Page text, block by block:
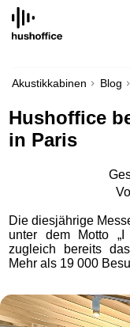
SKIP
CONTENT
Akustikkabinen Blog
Hushoffice
in Paris
Die diesjährige
unter dem Motto
zugleich bereits
Mehr als 19 000